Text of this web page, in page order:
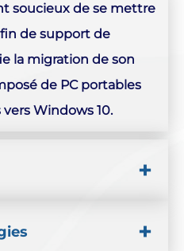
soucieux de se mettre
de support de
la migration de son
de PC portables
Windows 10.